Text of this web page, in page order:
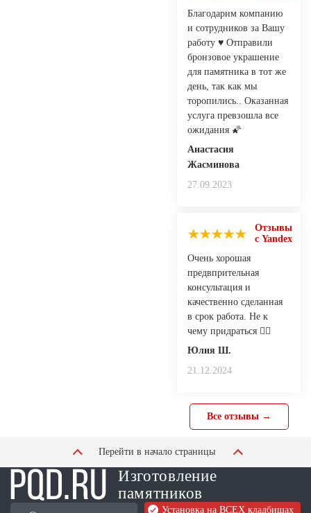
Благодарим компанию
и сотрудников за Вашу
работу ♥️ Отправили
бронзовое украшение
для памятника в тот же
день, так как мы
торопились.. Оказанная
услуга превзошла все
ожидания 🌠
Анастасия
Жасминова
27.09.2023
Отзывы
с Yandex
Очень хорошая
предвпрительная
консультация и
качественно сделанная
в срок работа. Не к
чему придраться 👍🏻
Юлия Ш.
21.12.2024
Все отзывы →
Перейти в начало страницы
Изготовление
памятников
Установка на ВСЕХ кладбищах